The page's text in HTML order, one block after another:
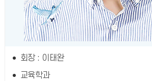
회장 : 이태완
교육학과